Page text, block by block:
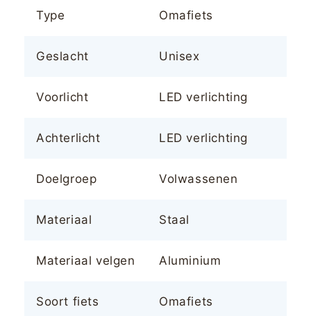
Type Omafiets
Geslacht Unisex
Voorlicht LED verlichting
Achterlicht LED verlichting
Doelgroep Volwassenen
Materiaal Staal
Materiaal velgen Aluminium
Soort fiets Omafiets